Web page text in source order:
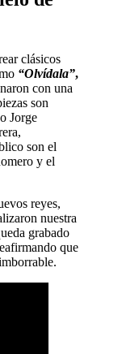
clásicos
“Olvídala”,
con una
son
Jorge
son el
y el
reyes,
nuestra
grabado
que